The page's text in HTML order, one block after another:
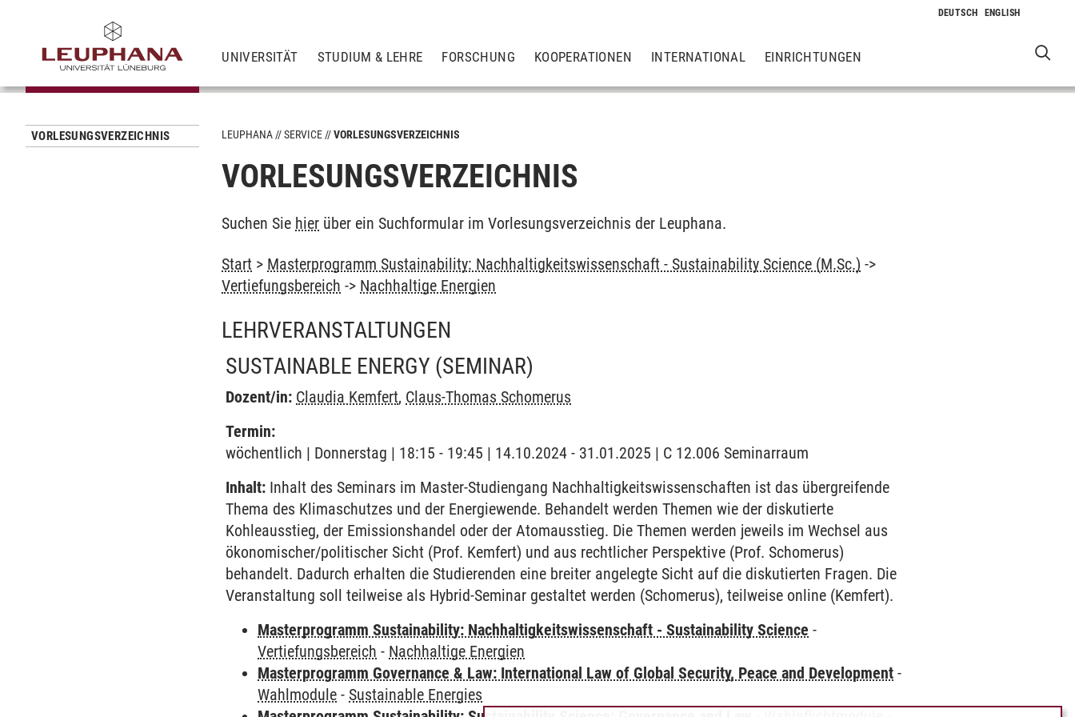
UNIVERSITÄT STUDIUM & LEHRE FORSCHUNG KOOPERATIONEN INTERNATIONAL EINRICHTUNGEN
VORLESUNGSVERZEICHNIS LEUPHANA SERVICE VORLESUNGSVERZEICHNIS
VORLESUNGSVERZEICHNIS
Suchen Sie hier über ein Suchformular im Vorlesungsverzeichnis der Leuphana.
Start > Masterprogramm Sustainability: Nachhaltigkeitswissenschaft - Sustainability Science (M.Sc.) ->
Vertiefungsbereich -> Nachhaltige Energien
LEHRVERANSTALTUNGEN
SUSTAINABLE ENERGY (SEMINAR)
Dozent/in: Claudia Kemfert, Claus-Thomas Schomerus
Termin:
wöchentlich | Donnerstag | 18:15 - 19:45 | 14.10.2024 - 31.01.2025 | C 12.006 Seminarraum
Inhalt: Inhalt des Seminars im Master-Studiengang Nachhaltigkeitswissenschaften ist das übergreifende
Thema des Klimaschutzes und der Energiewende. Behandelt werden Themen wie der diskutierte
Kohleausstieg, der Emissionshandel oder der Atomausstieg. Die Themen werden jeweils im Wechsel aus
ökonomischer/politischer Sicht (Prof. Kemfert) und aus rechtlicher Perspektive (Prof. Schomerus)
behandelt. Dadurch erhalten die Studierenden eine breiter angelegte Sicht auf die diskutierten Fragen. Die
Veranstaltung soll teilweise als Hybrid-Seminar gestaltet werden (Schomerus), teilweise online (Kemfert).
Masterprogramm Sustainability: Nachhaltigkeitswissenschaft - Sustainability Science -
Vertiefungsbereich - Nachhaltige Energien
Masterprogramm Governance & Law: International Law of Global Security, Peace and Development -
Wahlmodule - Sustainable Energies